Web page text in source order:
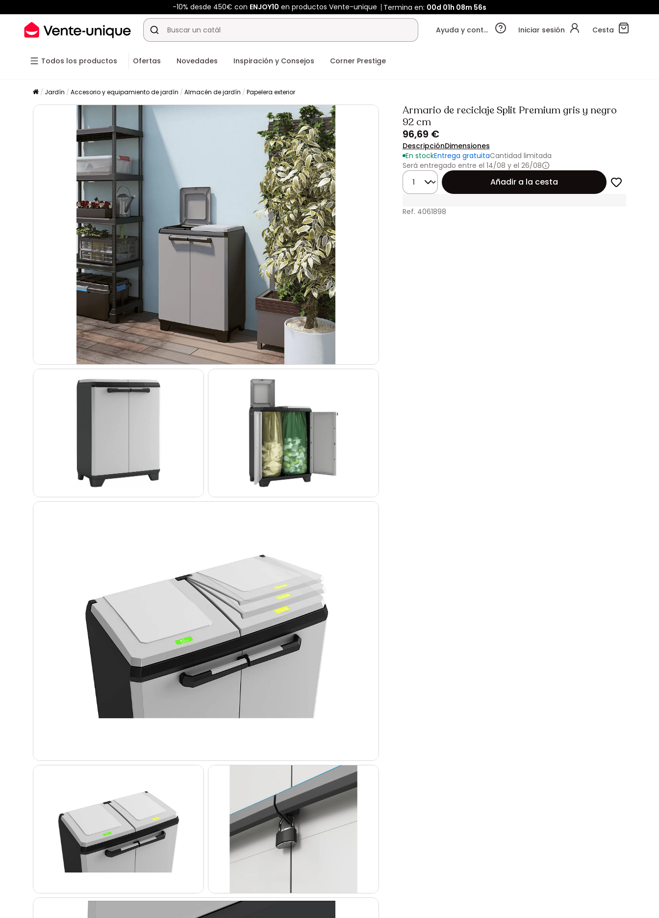
-10% desde 450€ con ENJOY10 en productos Vente-unique Termina en: 00d 01h 08m 55s
Ayuda y contacto Iniciar sesión Cesta
Todos los productos Ofertas Novedades Inspiración y Consejos Corner Prestige
Jardín Accesorio y equipamiento de jardín Almacén de jardín Papelera exterior
Armario de reciclaje Split Premium gris y negro
92 cm
96,69 €
DescripciónDimensiones
En stockEntrega gratuitaCantidad limitada
Será entregado entre el 14/08 y el 26/08
Cantidad
Añadir a la cesta
Ref. 4061898